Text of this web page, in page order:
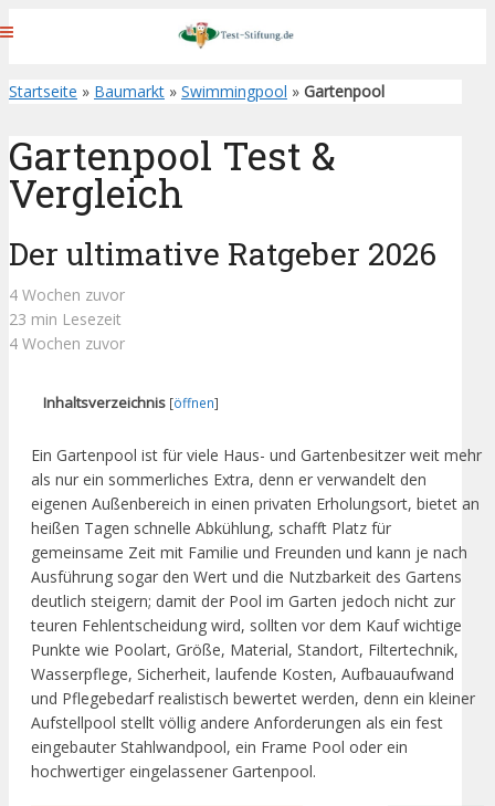
Startseite » Baumarkt » Swimmingpool » Gartenpool
Gartenpool Test &
Vergleich
Der ultimative Ratgeber 2026
4 Wochen zuvor
23 min Lesezeit
4 Wochen zuvor
Inhaltsverzeichnis [öffnen]
Ein Gartenpool ist für viele Haus- und Gartenbesitzer weit mehr
als nur ein sommerliches Extra, denn er verwandelt den
eigenen Außenbereich in einen privaten Erholungsort, bietet an
heißen Tagen schnelle Abkühlung, schafft Platz für
gemeinsame Zeit mit Familie und Freunden und kann je nach
Ausführung sogar den Wert und die Nutzbarkeit des Gartens
deutlich steigern; damit der Pool im Garten jedoch nicht zur
teuren Fehlentscheidung wird, sollten vor dem Kauf wichtige
Punkte wie Poolart, Größe, Material, Standort, Filtertechnik,
Wasserpflege, Sicherheit, laufende Kosten, Aufbauaufwand
und Pflegebedarf realistisch bewertet werden, denn ein kleiner
Aufstellpool stellt völlig andere Anforderungen als ein fest
eingebauter Stahlwandpool, ein Frame Pool oder ein
hochwertiger eingelassener Gartenpool.